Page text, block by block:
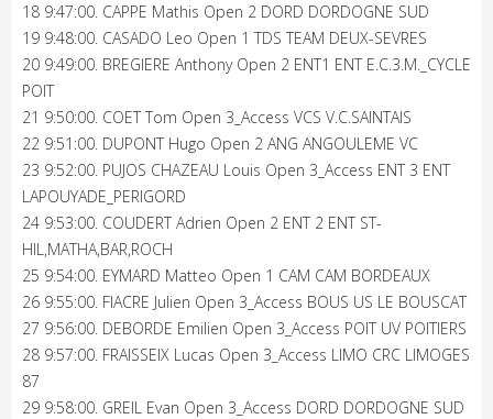
18 9:47:00. CAPPE Mathis Open 2 DORD DORDOGNE SUD
19 9:48:00. CASADO Leo Open 1 TDS TEAM DEUX-SEVRES
20 9:49:00. BREGIERE Anthony Open 2 ENT1 ENT E.C.3.M._CYCLE
POIT
21 9:50:00. COET Tom Open 3_Access VCS V.C.SAINTAIS
22 9:51:00. DUPONT Hugo Open 2 ANG ANGOULEME VC
23 9:52:00. PUJOS CHAZEAU Louis Open 3_Access ENT 3 ENT
LAPOUYADE_PERIGORD
24 9:53:00. COUDERT Adrien Open 2 ENT 2 ENT ST-
HIL,MATHA,BAR,ROCH
25 9:54:00. EYMARD Matteo Open 1 CAM CAM BORDEAUX
26 9:55:00. FIACRE Julien Open 3_Access BOUS US LE BOUSCAT
27 9:56:00. DEBORDE Emilien Open 3_Access POIT UV POITIERS
28 9:57:00. FRAISSEIX Lucas Open 3_Access LIMO CRC LIMOGES
87
29 9:58:00. GREIL Evan Open 3_Access DORD DORDOGNE SUD